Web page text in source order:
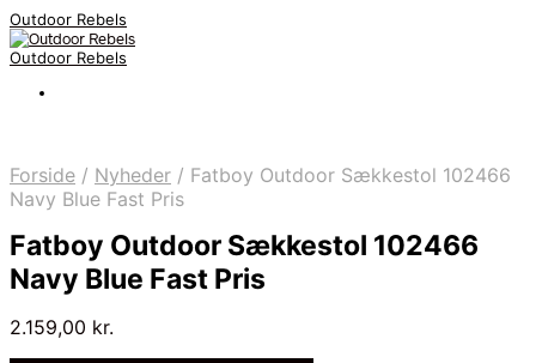
Outdoor Rebels
Outdoor Rebels
Forside / Nyheder / Fatboy Outdoor Sækkestol 102466
Navy Blue Fast Pris
Fatboy Outdoor Sækkestol 102466
Navy Blue Fast Pris
2.159,00 kr.